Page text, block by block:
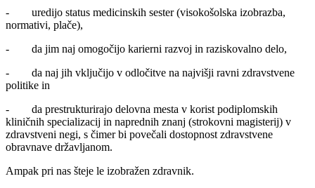
- uredijo status medicinskih sester (visokošolska izobrazba,
normativi, plače),
- da jim naj omogočijo karierni razvoj in raziskovalno delo,
- da naj jih vključijo v odločitve na najvišji ravni zdravstvene
politike in
- da prestrukturirajo delovna mesta v korist podiplomskih
kliničnih specializacij in naprednih znanj (strokovni magisterij) v
zdravstveni negi, s čimer bi povečali dostopnost zdravstvene
obravnave državljanom.
Ampak pri nas šteje le izobražen zdravnik.